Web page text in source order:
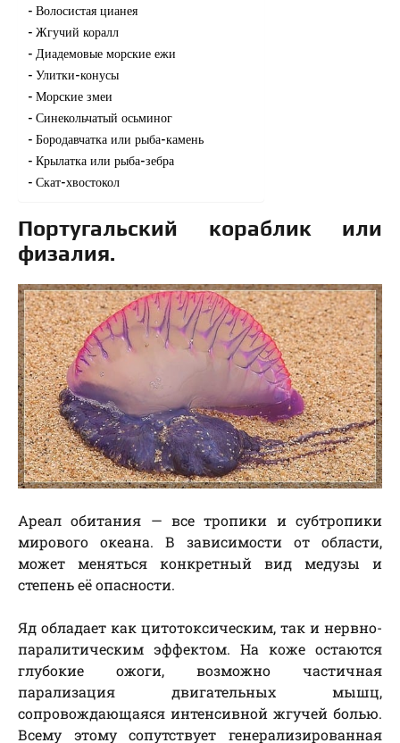
Волосистая цианея
Жгучий коралл
Диадемовые морские ежи
Улитки-конусы
Морские змеи
Синекольчатый осьминог
Бородавчатка или рыба-камень
Крылатка или рыба-зебра
Скат-хвостокол
Португальский кораблик или
физалия.
Ареал обитания — все тропики и субтропики
мирового океана. В зависимости от области,
может меняться конкретный вид медузы и
степень её опасности.
Яд обладает как цитотоксическим, так и нервно-
паралитическим эффектом. На коже остаются
глубокие ожоги, возможно частичная
парализация двигательных мышц,
сопровождающаяся интенсивной жгучей болью.
Всему этому сопутствует генерализированная